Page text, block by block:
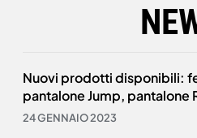
Nuovi prodotti disponibili:
pantalone Jump, pantalone
24 GENNAIO 2023